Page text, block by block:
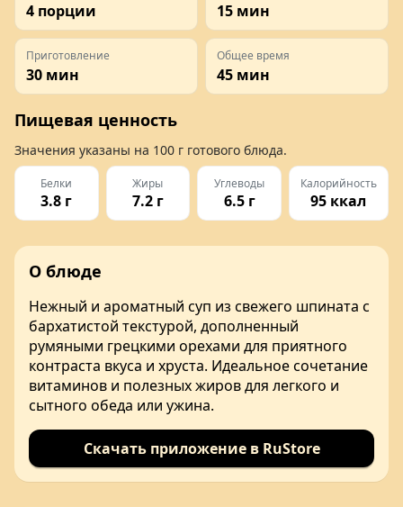
4 порции 15 мин
Приготовление
30 мин
Общее время
45 мин
Пищевая ценность
Значения указаны на 100 г готового блюда.
Белки
3.8 г
Жиры
7.2 г
Углеводы
6.5 г
Калорийность
95 ккал
О блюде
Нежный и ароматный суп из свежего шпината с
бархатистой текстурой, дополненный
румяными грецкими орехами для приятного
контраста вкуса и хруста. Идеальное сочетание
витаминов и полезных жиров для легкого и
сытного обеда или ужина.
Скачать приложение в RuStore